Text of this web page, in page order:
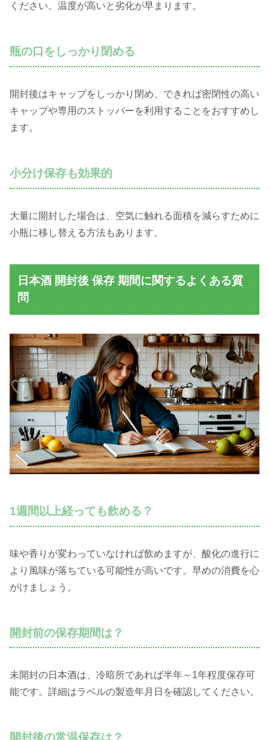
ください。温度が高いと劣化が早まります。
瓶の口をしっかり閉める
開封後はキャップをしっかり閉め、できれば密閉性の高い
キャップや専用のストッパーを利用することをおすすめし
ます。
小分け保存も効果的
大量に開封した場合は、空気に触れる面積を減らすために
小瓶に移し替える方法もあります。
日本酒 開封後 保存 期間に関するよくある質
問
1週間以上経っても飲める？
味や香りが変わっていなければ飲めますが、酸化の進行に
より風味が落ちている可能性が高いです。早めの消費を心
がけましょう。
開封前の保存期間は？
未開封の日本酒は、冷暗所であれば半年～1年程度保存可
能です。詳細はラベルの製造年月日を確認してください。